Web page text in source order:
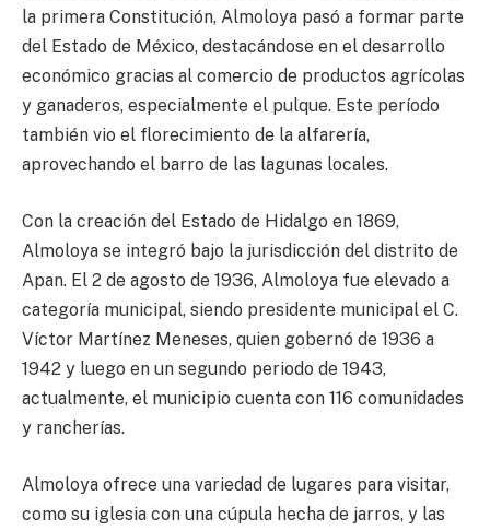
la primera Constitución, Almoloya pasó a formar parte
del Estado de México, destacándose en el desarrollo
económico gracias al comercio de productos agrícolas
y ganaderos, especialmente el pulque. Este período
también vio el florecimiento de la alfarería,
aprovechando el barro de las lagunas locales.
Con la creación del Estado de Hidalgo en 1869,
Almoloya se integró bajo la jurisdicción del distrito de
Apan. El 2 de agosto de 1936, Almoloya fue elevado a
categoría municipal, siendo presidente municipal el C.
Víctor Martínez Meneses, quien gobernó de 1936 a
1942 y luego en un segundo periodo de 1943,
actualmente, el municipio cuenta con 116 comunidades
y rancherías.
Almoloya ofrece una variedad de lugares para visitar,
como su iglesia con una cúpula hecha de jarros, y las